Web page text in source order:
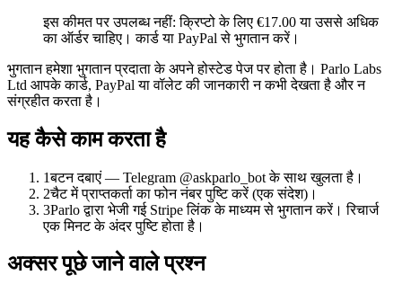
इस कीमत पर उपलब्ध नहीं: क्रिप्टो के लिए €17.00 या उससे अधिक
का ऑर्डर चाहिए। कार्ड या PayPal से भुगतान करें।
भुगतान हमेशा भुगतान प्रदाता के अपने होस्टेड पेज पर होता है। Parlo Labs
Ltd आपके कार्ड, PayPal या वॉलेट की जानकारी न कभी देखता है और न
संग्रहीत करता है।
यह कैसे काम करता है
1बटन दबाएं — Telegram @askparlo_bot के साथ खुलता है।
2चैट में प्राप्तकर्ता का फोन नंबर पुष्टि करें (एक संदेश)।
3Parlo द्वारा भेजी गई Stripe लिंक के माध्यम से भुगतान करें। रिचार्ज
एक मिनट के अंदर पुष्टि होता है।
अक्सर पूछे जाने वाले प्रश्न